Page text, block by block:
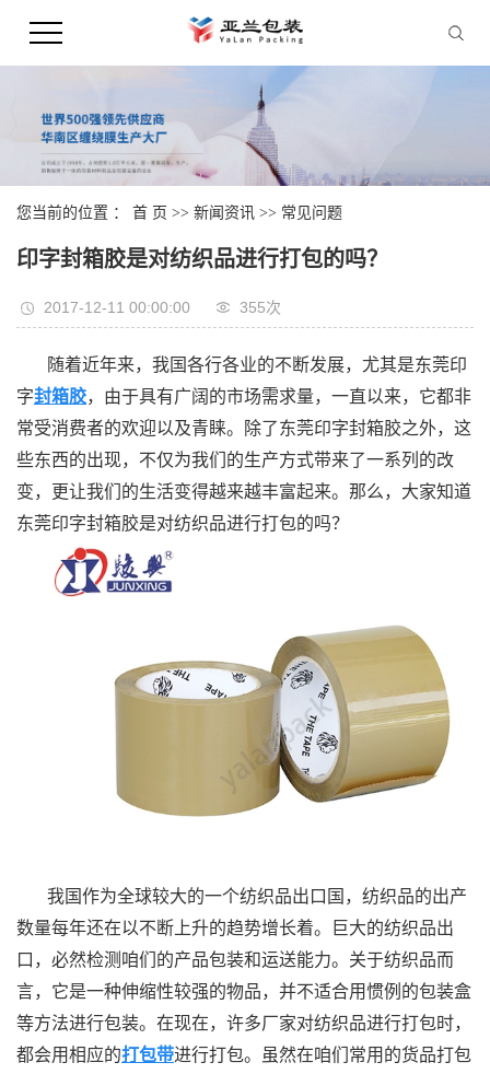
您当前的位置 ： 首 页 >> 新闻资讯 >> 常见问题
印字封箱胶是对纺织品进行打包的吗？
2017-12-11 00:00:00 355次
随着近年来，我国各行各业的不断发展，尤其是东莞印
字封箱胶，由于具有广阔的市场需求量，一直以来，它都非
常受消费者的欢迎以及青睐。除了东莞印字封箱胶之外，这
些东西的出现，不仅为我们的生产方式带来了一系列的改
变，更让我们的生活变得越来越丰富起来。那么，大家知道
东莞印字封箱胶是对纺织品进行打包的吗？
我国作为全球较大的一个纺织品出口国，纺织品的出产
数量每年还在以不断上升的趋势增长着。巨大的纺织品出
口，必然检测咱们的产品包装和运送能力。关于纺织品而
言，它是一种伸缩性较强的物品，并不适合用惯例的包装盒
等方法进行包装。在现在，许多厂家对纺织品进行打包时，
都会用相应的打包带进行打包。虽然在咱们常用的货品打包